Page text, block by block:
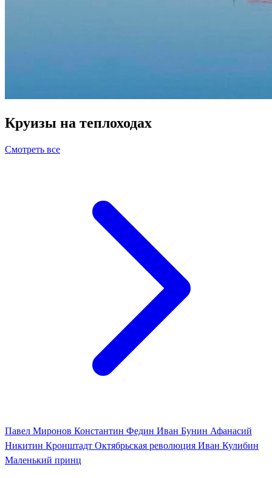
Круизы на теплоходах
Смотреть все
Павел Миронов Константин Федин Иван Бунин Афанасий
Никитин Кронштадт Октябрьская революция Иван Кулибин
Маленький принц